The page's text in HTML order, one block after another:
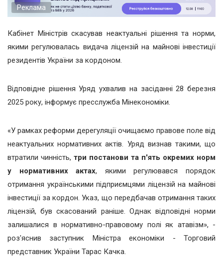
Реклама
Кабінет Міністрів скасував неактуальні рішення та норми,
якими регулювалась видача ліцензій на майнові інвестиції
резидентів України за кордоном.
Відповідне рішення Уряд ухвалив на засіданні 28 березня
2025 року, інформує пресслужба Мінекономіки.
«У рамках реформи дерегуляції очищаємо правове поле від
неактуальних нормативних актів. Уряд визнав такими, що
втратили чинність, три постанови та п'ять окремих норм
у нормативних актах, якими регулювався порядок
отримання українськими підприємцями ліцензій на майнові
інвестиції за кордон. Указ, що передбачав отримання таких
ліцензій, був скасований раніше. Однак відповідні норми
залишалися в нормативно-правовому полі як атавізм», -
роз'яснив заступник Міністра економіки - Торговий
представник України Тарас Качка.